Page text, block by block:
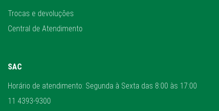
Trocas e devoluções
Central de Atendimento
SAC
Horário de atendimento: Segunda à Sexta das 8:00 às 17:00
11 4393-9300